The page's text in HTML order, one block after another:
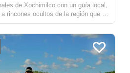
de Xochimilco con un guía local,
rincones ocultos de la región que no
Mientras que muchas
única...